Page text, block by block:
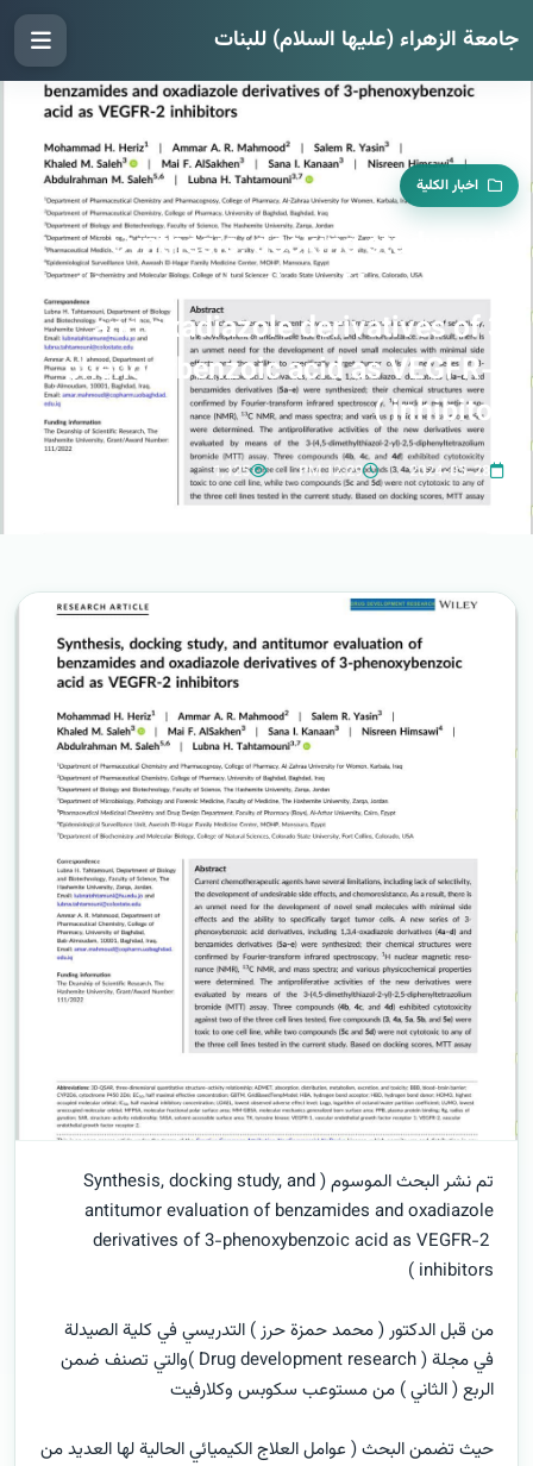
جامعة الزهراء (عليها السلام) للبنات
اخبار الكلية
( Synthesis, docking study, and
antitumor evaluation of benzamides
and oxadiazole derivatives of 3-
phenoxybenzoic acid as VEGFR-2
inhibitors )
2024-05-28
12:29 PM
1,125
تم نشر البحث الموسوم ( Synthesis, docking study, and
antitumor evaluation of benzamides and oxadiazole
derivatives of 3-phenoxybenzoic acid as VEGFR-2
inhibitors )
من قبل الدكتور ( محمد حمزة حرز ) التدريسي في كلية الصيدلة
في مجلة ( Drug development research )والتي تصنف ضمن
الربع ( الثاني ) من مستوعب سكوبس وكلارفيت
حيث تضمن البحث ( عوامل العلاج الكيميائي الحالية لها العديد من